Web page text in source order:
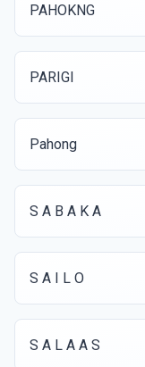
PAHOKNG
PARIGI
Pahong
S A B A K A
S A I L O
S A L A A S